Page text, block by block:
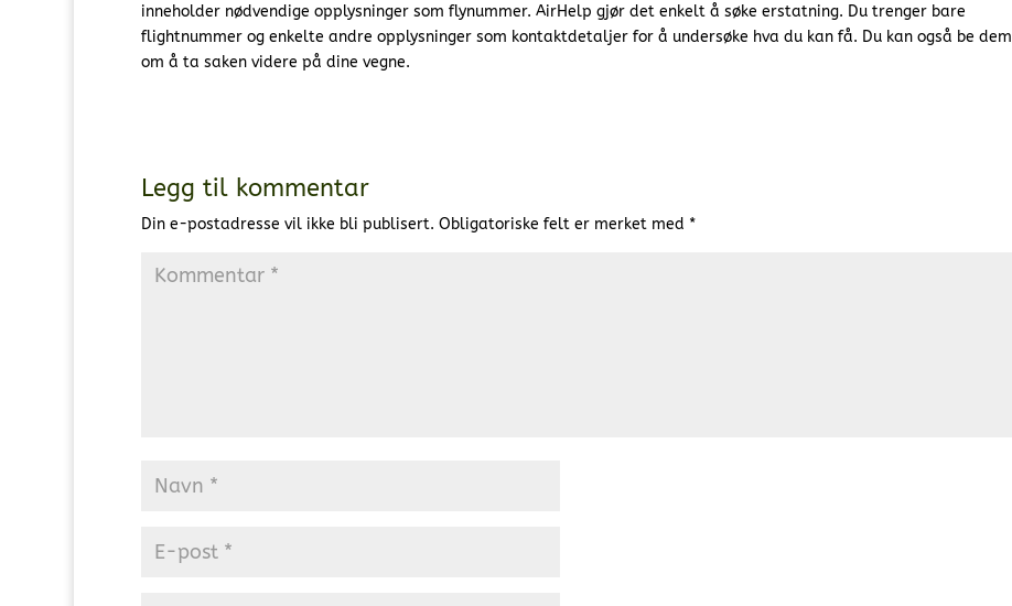
inneholder nødvendige opplysninger som flynummer. AirHelp gjør det enkelt å søke erstatning. Du trenger bare
flightnummer og enkelte andre opplysninger som kontaktdetaljer for å undersøke hva du kan få. Du kan også be dem
om å ta saken videre på dine vegne.
Legg til kommentar
Din e-postadresse vil ikke bli publisert. Obligatoriske felt er merket med *